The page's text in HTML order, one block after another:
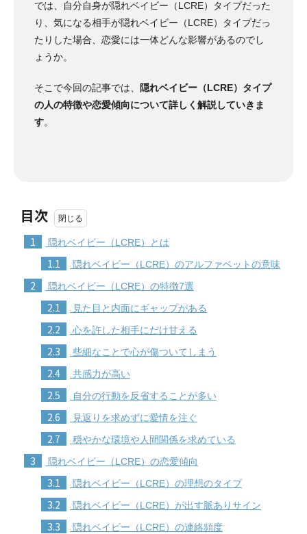
では、自分自身が隠れベイビー（LCRE）タイプだった
り、気になる相手が隠れベイビー（LCRE）タイプだっ
たりした場合、恋愛には一体どんな影響があるのでし
ょうか。
そこで今回の記事では、
隠れベイビー（LCRE）タイプ
の人の特徴や恋愛傾向について詳しく解説していきま
す。
目次
1 隠れベイビー（LCRE）とは
1.1 隠れベイビー（LCRE）のアルファベットの意味
2 隠れベイビー（LCRE）の特徴7選
2.1 見た目と内面にギャップがある
2.2 心を許した相手にだけ甘える
2.3 些細なことで心が傷ついてしまう
2.4 共感力が高い
2.5 自分の行動を反省することが多い
2.6 見返りを求めずに愛情を注ぐ
2.7 穏やかな環境や人間関係を求めている
3 隠れベイビー（LCRE）の恋愛傾向
3.1 隠れベイビー（LCRE）の理想のタイプ
3.2 隠れベイビー（LCRE）が出す脈ありサイン
3.3 隠れベイビー（LCRE）の連絡頻度